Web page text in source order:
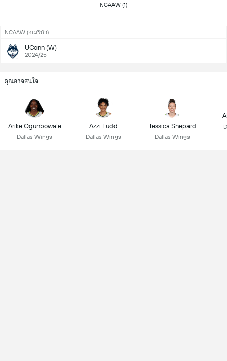
NCAAW (อเมริกัา)
UConn (W)
2024/25
คุณอาจสนใจ
Arike Ogunbowale
Dallas Wings
Azzi Fudd
Dallas Wings
Jessica Shepard
Dallas Wings